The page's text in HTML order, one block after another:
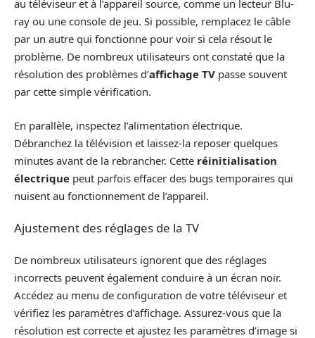
au téléviseur et à l’appareil source, comme un lecteur Blu-
ray ou une console de jeu. Si possible, remplacez le câble
par un autre qui fonctionne pour voir si cela résout le
problème. De nombreux utilisateurs ont constaté que la
résolution des problèmes d’affichage TV passe souvent
par cette simple vérification.
En parallèle, inspectez l’alimentation électrique.
Débranchez la télévision et laissez-la reposer quelques
minutes avant de la rebrancher. Cette réinitialisation
électrique peut parfois effacer des bugs temporaires qui
nuisent au fonctionnement de l’appareil.
Ajustement des réglages de la TV
De nombreux utilisateurs ignorent que des réglages
incorrects peuvent également conduire à un écran noir.
Accédez au menu de configuration de votre téléviseur et
vérifiez les paramètres d’affichage. Assurez-vous que la
résolution est correcte et ajustez les paramètres d’image si